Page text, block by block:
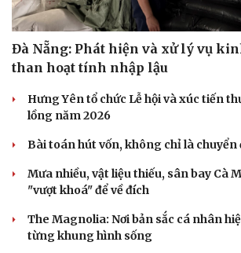
Sức khỏe
Đà Nẵng: Phát hiện và xử lý vụ
than hoạt tính nhập lậu
Hưng Yên tổ chức Lễ hội và xúc tiến
lồng năm 2026
Bài toán hút vốn, không chỉ là chuyển
Mưa nhiều, vật liệu thiếu, sân bay Cà
"vượt khoá" để về đích
The Magnolia: Nơi bản sắc cá nhân
từng khung hình sống